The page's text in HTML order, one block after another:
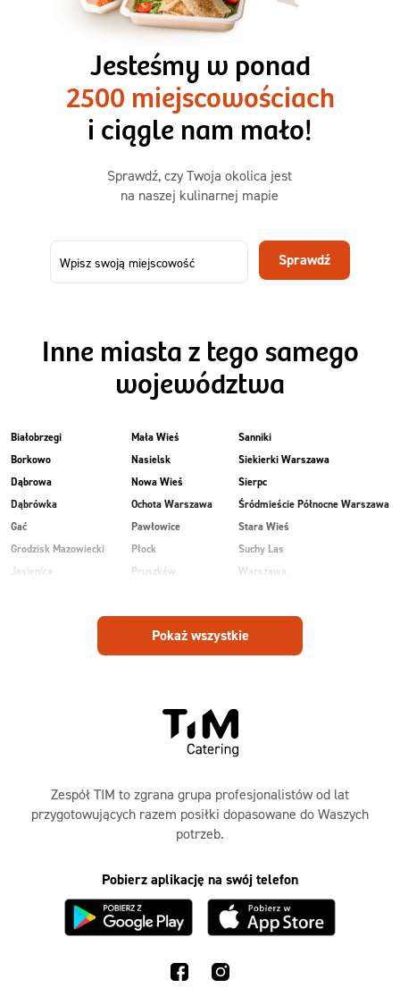
3 razy TAK
1500kcal - 2250kcal
3 sycące posiłki o większej objętości. Mniej dań,
ta sama wygoda!
50,31 zł
73,99
-32%
Menu
Jesteśmy w ponad
2500 miejscowościach
i ciągle nam mało!
Sprawdź, czy Twoja okolica jest
na naszej kulinarnej mapie
Sprawdź
Inne miasta z tego samego
województwa
Białobrzegi
Borkowo
Dąbrowa
Dąbrówka
Gać
Grodzisk Mazowiecki
Jasienica
Mała Wieś
Nasielsk
Nowa Wieś
Ochota Warszawa
Pawłowice
Płock
Pruszków
Radom
Ruda
Sanniki
Siekierki Warszawa
Sierpc
Śródmieście Północne Warszawa
Stara Wieś
Suchy Las
Warszawa
Wesoła
Zalesie
Pokaż wszystkie
Zespół TIM to zgrana grupa profesjonalistów od lat
przygotowujących razem posiłki dopasowane do Waszych
potrzeb.
Pobierz aplikację na swój telefon